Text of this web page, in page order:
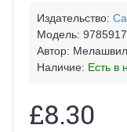
Издательство:
Модель:
Автор:
Наличие: Есть в
£8.30